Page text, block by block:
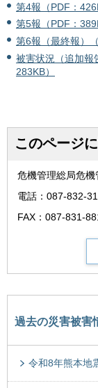
第4報（PDF：
第5報（PDF：
第6報（最終報）
被害状況（追加報
283KB）
このページ
危機管理総局危機
電話：087-832-
FAX：087-831-
過去の災害被害
令和8年熊本地